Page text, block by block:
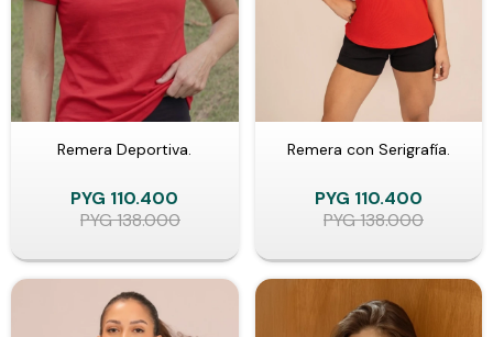
Remera Deportiva.
PYG 110.400
PYG138.000
Remera con Serigrafía.
PYG 110.400
PYG138.000